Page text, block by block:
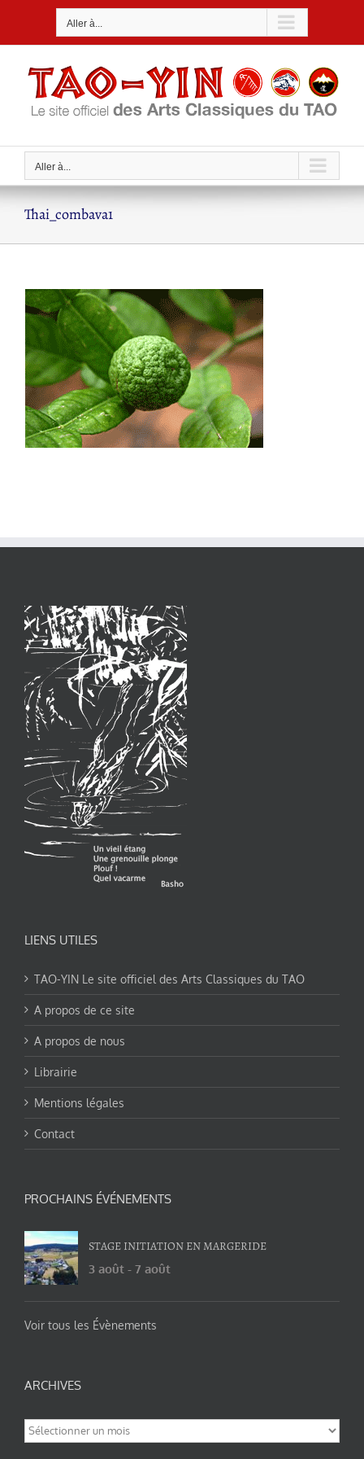
Aller à...
Aller à...
Thai_combava1
LIENS UTILES
TAO-YIN Le site officiel des Arts Classiques du TAO
A propos de ce site
A propos de nous
Librairie
Mentions légales
Contact
PROCHAINS ÉVÉNEMENTS
STAGE INITIATION EN MARGERIDE
3 août - 7 août
Voir tous les Évènements
ARCHIVES
Archives